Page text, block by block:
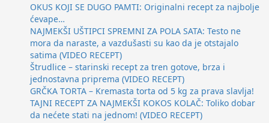
OKUS KOJI SE DUGO PAMTI: Originalni recept za najbolje
ćevape…
NAJMEKŠI UŠTIPCI SPREMNI ZA POLA SATA: Testo ne
mora da naraste, a vazdušasti su kao da je otstajalo
satima (VIDEO RECEPT)
Štrudlice – starinski recept za tren gotove, brza i
jednostavna priprema (VIDEO RECEPT)
GRČKA TORTA – Kremasta torta od 5 kg za prava slavlja!
TAJNI RECEPT ZA NAJMEKŠI KOKOS KOLAČ: Toliko dobar
da nećete stati na jednom! (VIDEO RECEPT)